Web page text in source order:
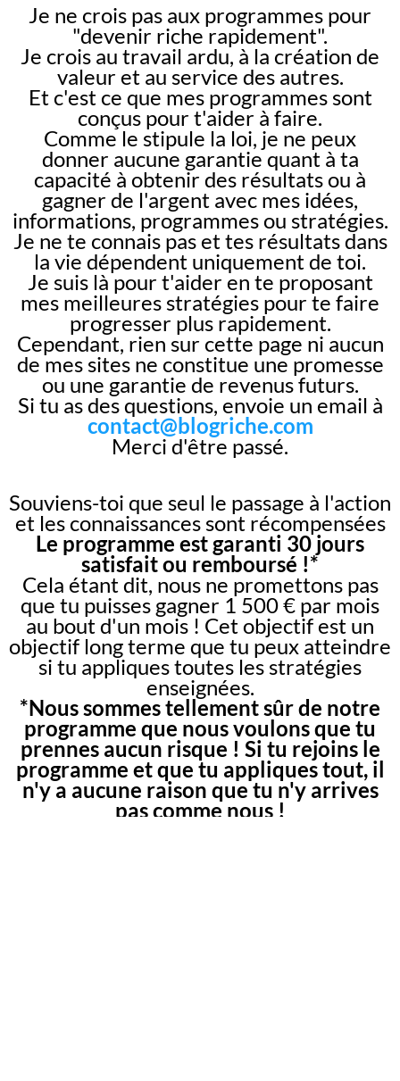
Je ne crois pas aux programmes pour
"devenir riche rapidement".
Je crois au travail ardu, à la création de
valeur et au service des autres.
Et c'est ce que mes programmes sont
conçus pour t'aider à faire.
Comme le stipule la loi, je ne peux
donner aucune garantie quant à ta
capacité à obtenir des résultats ou à
gagner de l'argent avec mes idées,
informations, programmes ou stratégies.
Je ne te connais pas et tes résultats dans
la vie dépendent uniquement de toi.
Je suis là pour t'aider en te proposant
mes meilleures stratégies pour te faire
progresser plus rapidement.
Cependant, rien sur cette page ni aucun
de mes sites ne constitue une promesse
ou une garantie de revenus futurs.
Si tu as des questions, envoie un email à
contact@blogriche.com
Merci d'être passé.
Souviens-toi que seul le passage à l'action
et les connaissances sont récompensées
Le programme est garanti 30 jours
satisfait ou remboursé !*
Cela étant dit, nous ne promettons pas
que tu puisses gagner 1 500 € par mois
au bout d'un mois ! Cet objectif est un
objectif long terme que tu peux atteindre
si tu appliques toutes les stratégies
enseignées.
*Nous sommes tellement sûr de notre
programme que nous voulons que tu
prennes aucun risque ! Si tu rejoins le
programme et que tu appliques tout, il
n'y a aucune raison que tu n'y arrives
pas comme nous !